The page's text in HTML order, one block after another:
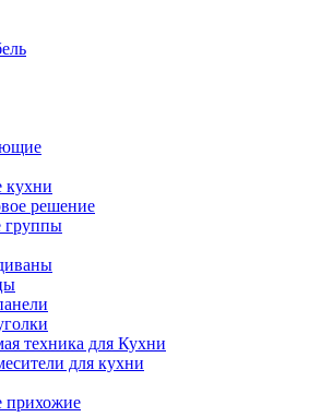
кухни
решение
группы
техника для Кухни
для кухни
прихожие